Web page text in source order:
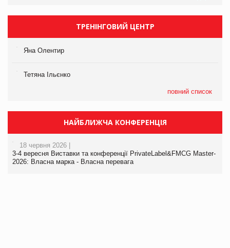
ТРЕНІНГОВИЙ ЦЕНТР
Яна Олентир
Тетяна Ільєнко
повний список
НАЙБЛИЖЧА КОНФЕРЕНЦІЯ
18 червня 2026 |
3-4 вересня Виставки та конференції PrivateLabel&FMCG Master-
2026: Власна марка - Власна перевага